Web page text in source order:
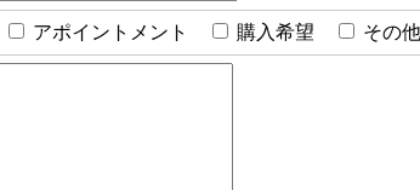
アポイントメント 購入希望 その他